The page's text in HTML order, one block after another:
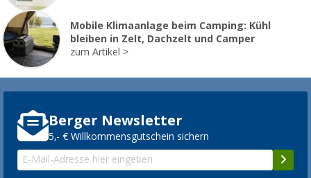
Mobile Klimaanlage beim Camping: Kühl
bleiben in Zelt, Dachzelt und Camper
zum Artikel
Berger Newsletter
5,- € Willkommensgutschein sichern